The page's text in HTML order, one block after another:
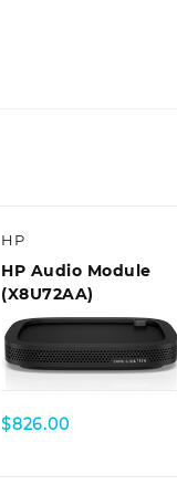
HP
HP Audio Module
(X8U72AA)
$826.00